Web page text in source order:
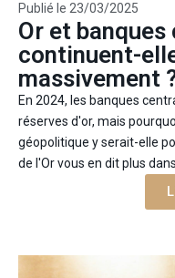
Publié le 23/03/2025
Or et
continuent-
massivement
En 2024, les banques
réserves d'or, mais
géopolitique y serait-elle
de l'Or vous en dit plus